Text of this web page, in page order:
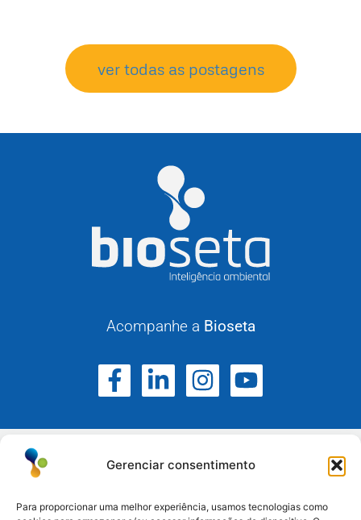
Gerenciar consentimento
Para proporcionar uma melhor experiência, usamos tecnologias como
ver todas as postagens
Acompanhe a Bioseta